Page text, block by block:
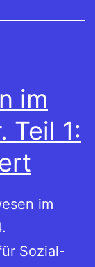
im
Teil 1:
im
Sozial-